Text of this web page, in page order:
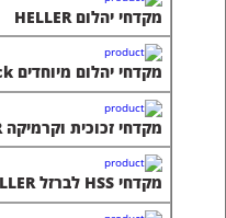
מקדחי יהלום HELLER
מקדחי יהלום מיוחדים Great Neck
מקדחי זכוכית וקרמיקה HELLER
מקדחי HSS לברזל HELLER